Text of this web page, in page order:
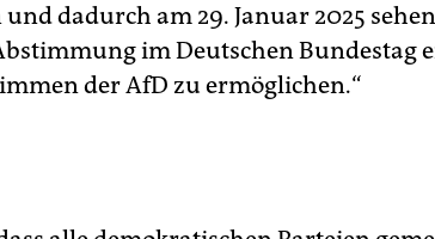
dadurch am 29. Januar 2025
im Deutschen Bundestag
der AfD zu ermöglichen.“